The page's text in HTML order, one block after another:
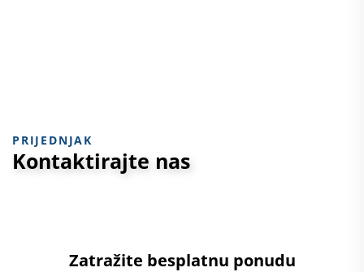
PRIJEDNJAK
Kontaktirajte nas
Zatražite besplatnu ponudu